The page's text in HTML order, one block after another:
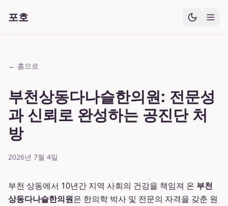
포호
← 홈으로
부천상동다나슬한의원: 전문성
과 신뢰로 완성하는 공진단 처
방
2026년 7월 4일
부천 상동에서 10년간 지역 사회의 건강을 책임져 온 부천
상동다나슬한의원은 한의학 박사 및 전문의 자격을 갖춘 원